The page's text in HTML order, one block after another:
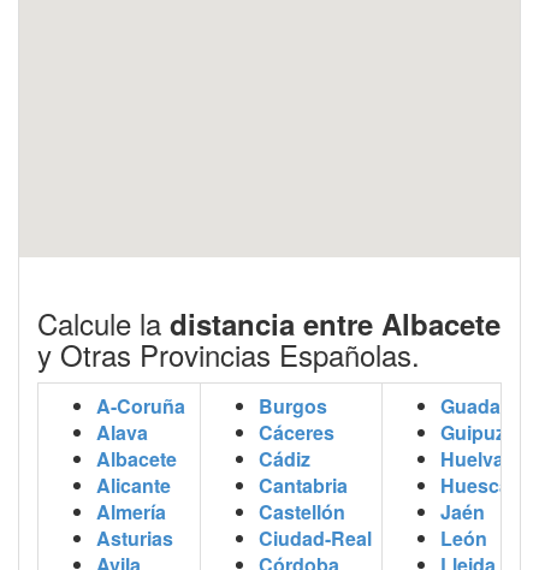
Calcule la distancia entre Albacete
y Otras Provincias Españolas.
A-Coruña
Alava
Albacete
Alicante
Almería
Asturias
Burgos
Cáceres
Cádiz
Cantabria
Castellón
Ciudad-Real
Guipuzcoa
Huelva
Huesca
Jaén
León